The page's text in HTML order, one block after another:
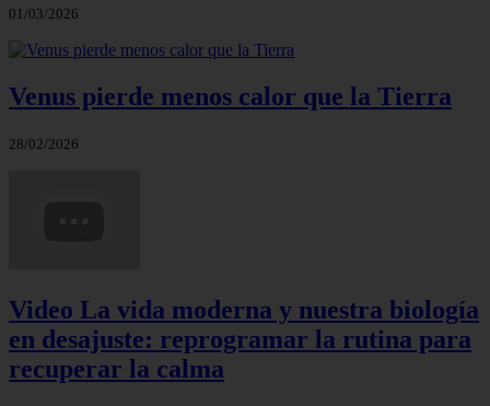
01/03/2026
Venus pierde menos calor que la Tierra
28/02/2026
Video La vida moderna y nuestra biología
en desajuste: reprogramar la rutina para
recuperar la calma